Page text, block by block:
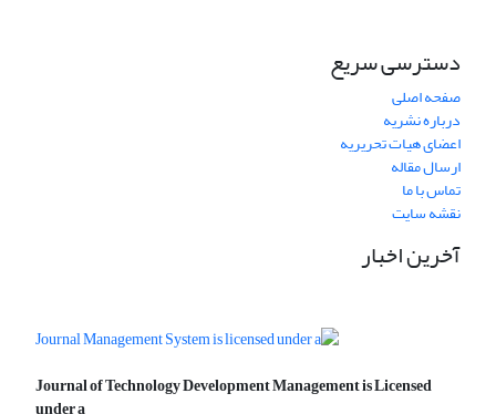
دسترسی سریع
صفحه اصلی
درباره نشریه
اعضای هیات تحریریه
ارسال مقاله
تماس با ما
نقشه سایت
آخرین اخبار
Journal of Technology Development Management is Licensed